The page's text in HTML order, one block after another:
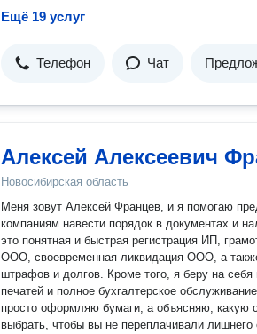
Ещё 19 услуг
Телефон Чат
Алексей Алексеевич
Новосибирская область
Меня зовут Алексей Францев, и я помогаю
компаниям навести порядок в документах и
это понятная и быстрая регистрация ИП,
ООО, своевременная ликвидация ООО, а
штрафов и долгов. Кроме того, я беру на себя
печатей и полное бухгалтерское
просто оформляю бумаги, а объясняю, какую
выбрать, чтобы вы не переплачивали лишнего